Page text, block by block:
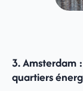
3. Amsterdam
quartiers